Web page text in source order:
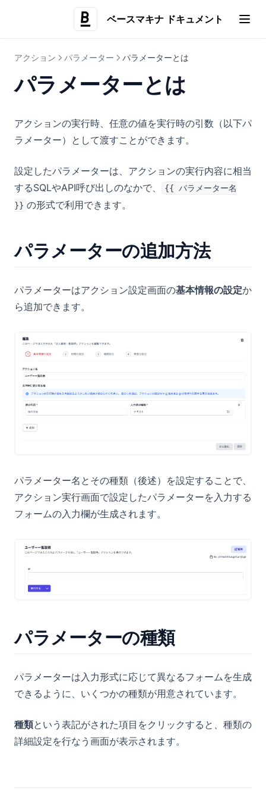
ベースマキナ ドキュメント
(opens
アクショングループ
ビジュアルエディター
フォーム
詳細テーブル
タブグループ
式
ページ設定
クエリパラメーター設定
レイアウト
Box
Grid
Drawer
Table
DescriptionList
フォーム
Form
Textarea
DatePicker
DateTimePicker
FileInput
Input
リンク
ViewLink
画像・動画
Video
useExecuteAction
executeAction
openLink
openViewLink
useBaseMachinaContext
useURLQueries
copyToClipboard
showSuccessToast / showErrorToast
createReviewRequest
useCheckActionAvailability
その他
Alert
Badge
Heading
LoadingIndicator
Pagination
PaginationPageText
Git管理
型定義ファイルのダウンロード
バージョン/有効化設定
AI活用
AI活用とは
Agent Skill
コード管理とは
設定ファイル
SDK
defineConfig
defineAction
readFile
bm login
bm print-access-token
bm sync
bm pull
CI/CDの設定
概要
GitHub Actions
GitLab CI
運用例
基本（2ブランチ運用）
実践的な開発フロー
コード取得設定との連携
トラブルシューティング
今後追加予定の機能
サービスアカウント
認証して呼び出す
APIリファレンス
Remote MCP
Remote MCPとは
クライアントを接続する
管理設定
組織やユーザーの設定
企業アカウントの管理者権限
グループ
プロジェクトの作成・更新
IPホワイトリスト
セキュリティ・監査
CSVファイル出力
ストリーミング
検索
Amazon S3
SAML SSO
多要素認証（MFA）
認証ポリシー
環境とは
開発環境
環境別の利用制限
便利な使い方
SQLのアクションで前のクエリの結果を使用する
NotebookLMでベースマキナのドキュメントを活用する
ユースケース
アクション パラメーター パラメーターとは
パラメーターとは
アクションの実行時、任意の値を実行時の引数（以下パ
ラメーター）として渡すことができます。
設定したパラメーターは、アクションの実行内容に相当
するSQLやAPI呼び出しのなかで、
{{ パラメーター名
}} の形式で利用できます。
パラメーターの追加方法
パラメーターはアクション設定画面の基本情報の設定か
ら追加できます。
パラメーター名とその種類（後述）を設定することで、
アクション実行画面で設定したパラメーターを入力する
フォームの入力欄が生成されます。
パラメーターの種類
パラメーターは入力形式に応じて異なるフォームを生成
できるように、いくつかの種類が用意されています。
種類という表記がされた項目をクリックすると、種類の
詳細設定を行なう画面が表示されます。